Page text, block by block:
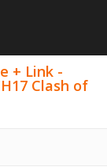
+ Link -
Clash of